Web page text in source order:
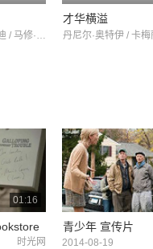
米歇尔·布朗 / 安妮·科迪 / 马修·斯皮诺斯
才华横溢
01:16
时光网
青少年 宣传片
2014-08-19